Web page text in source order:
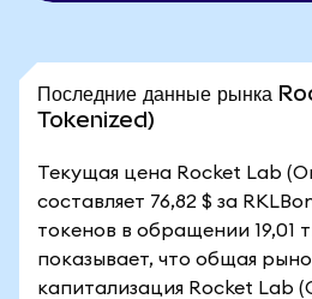
Последние данные рынка
Tokenized)
Текущая цена Rocket Lab
составляет 76,82 $ за
токенов в обращении 19,01
показывает, что общая
капитализация Rocket Lab